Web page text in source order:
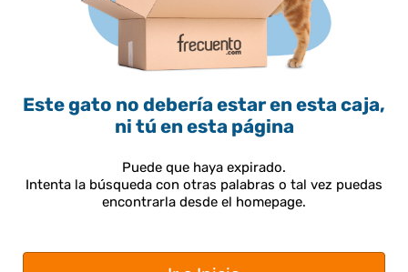
Este gato no debería estar en esta caja,
ni tú en esta página
Puede que haya expirado.
Intenta la búsqueda con otras palabras o tal vez puedas
encontrarla desde el homepage.